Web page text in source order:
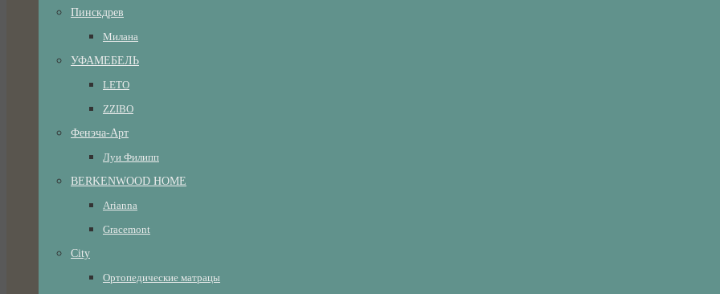
Пинскдрев
Милана
УФАМЕБЕЛЬ
LETO
ZZIBO
Фенэча-Арт
Луи Филипп
BERKENWOOD HOME
Arianna
Gracemont
City
Ортопедические матрацы